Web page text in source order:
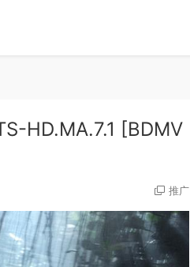
HD.MA.7.1 [BDMV
推广